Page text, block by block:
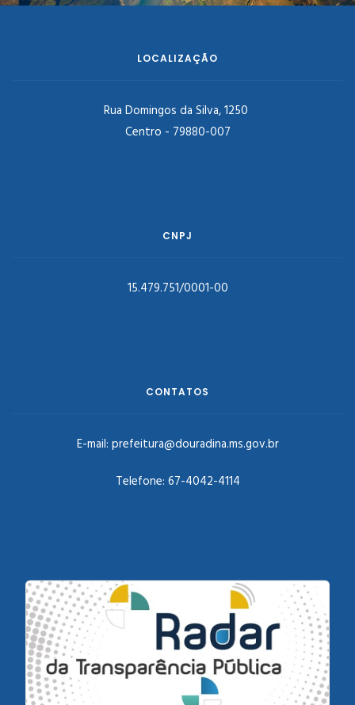
LOCALIZAÇÃO
Rua Domingos da Silva, 1250
Centro - 79880-007
CNPJ
15.479.751/0001-00
CONTATOS
E-mail: prefeitura@douradina.ms.gov.br
Telefone: 67-4042-4114